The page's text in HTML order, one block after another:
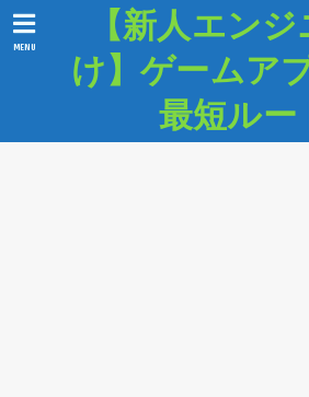
【新人エン
け】ゲームア
最短ルー
MENU